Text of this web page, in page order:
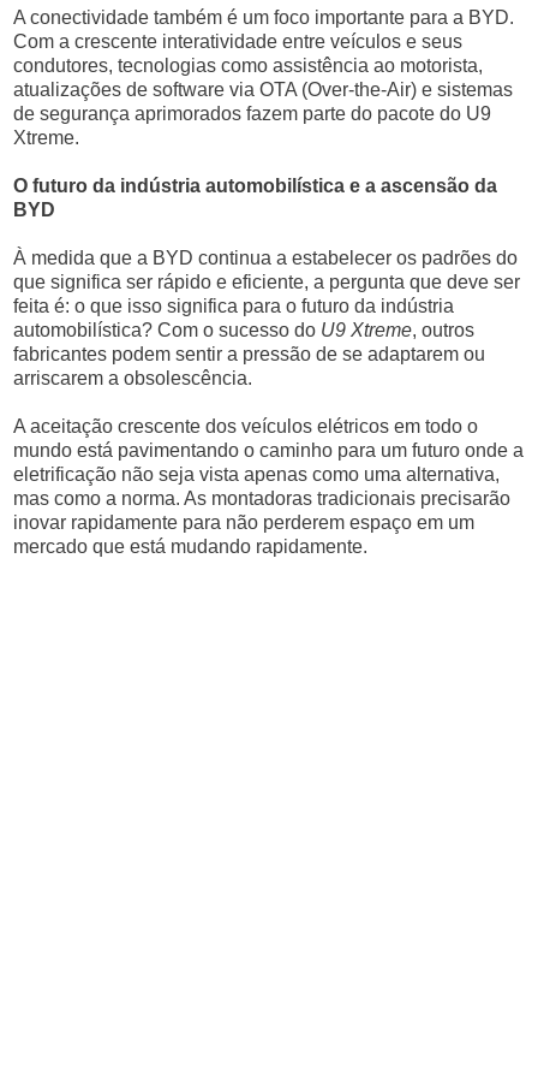
A conectividade também é um foco importante para a BYD.
Com a crescente interatividade entre veículos e seus
condutores, tecnologias como assistência ao motorista,
atualizações de software via OTA (Over-the-Air) e sistemas
de segurança aprimorados fazem parte do pacote do U9
Xtreme.
O futuro da indústria automobilística e a ascensão da
BYD
À medida que a BYD continua a estabelecer os padrões do
que significa ser rápido e eficiente, a pergunta que deve ser
feita é: o que isso significa para o futuro da indústria
automobilística? Com o sucesso do U9 Xtreme, outros
fabricantes podem sentir a pressão de se adaptarem ou
arriscarem a obsolescência.
A aceitação crescente dos veículos elétricos em todo o
mundo está pavimentando o caminho para um futuro onde a
eletrificação não seja vista apenas como uma alternativa,
mas como a norma. As montadoras tradicionais precisarão
inovar rapidamente para não perderem espaço em um
mercado que está mudando rapidamente.